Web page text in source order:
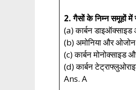
2. गैसों के निम्न समूहों में
(a) कार्बन
(b) अमोनिया और ओजोन
(c) कार्बन मोनोक्साइड
(d) कार्बन
Ans. A